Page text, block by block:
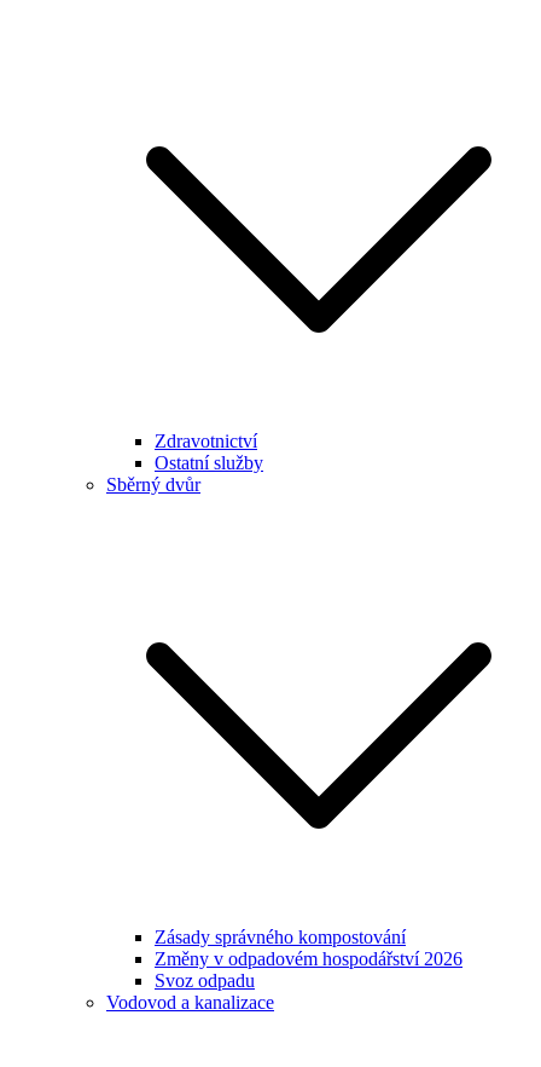
Zdravotnictví
Ostatní služby
Sběrný dvůr
Zásady správného kompostování
Změny v odpadovém hospodářství 2026
Svoz odpadu
Vodovod a kanalizace